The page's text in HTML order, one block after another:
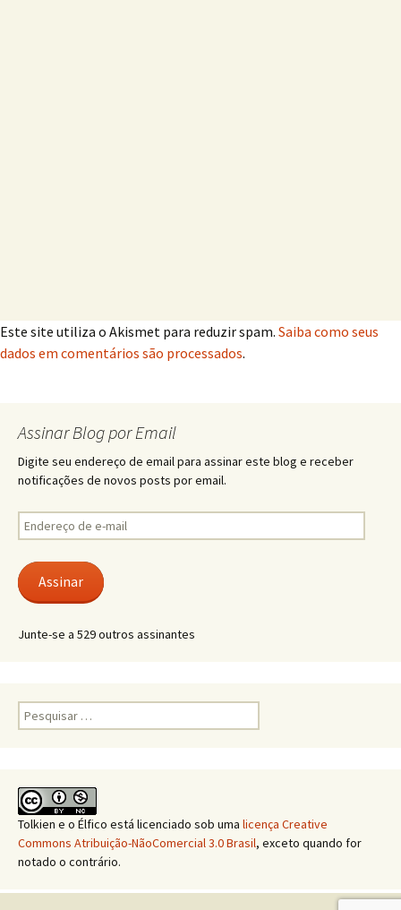
Este site utiliza o Akismet para reduzir spam. Saiba como seus
dados em comentários são processados.
Assinar Blog por Email
Digite seu endereço de email para assinar este blog e receber
notificações de novos posts por email.
Endereço
de
mail Assinar
Junte-se a 529 outros assinantes
Pesquisar
por:
Tolkien e o Élfico está licenciado sob uma licença Creative
Commons Atribuição-NãoComercial 3.0 Brasil, exceto quando for
notado o contrário.